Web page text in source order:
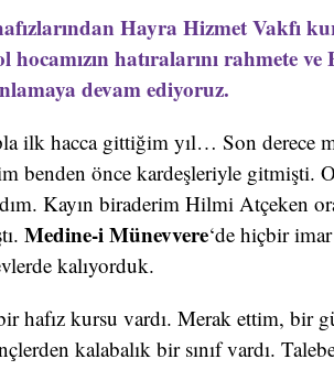
Hayra Hizmet Vakfı
hatıralarını rahmete
devam ediyoruz.
ilk hacca gittiğim yıl… Son derece
benden önce kardeşleriyle gitmişti.
Kayın biraderim Hilmi Atçeken
Medine-i Münevvere‘de hiçbir imar
kalıyorduk.
hafız kursu vardı. Merak ettim, bir
kalabalık bir sınıf vardı.